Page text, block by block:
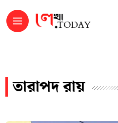
তারাপদ রায়